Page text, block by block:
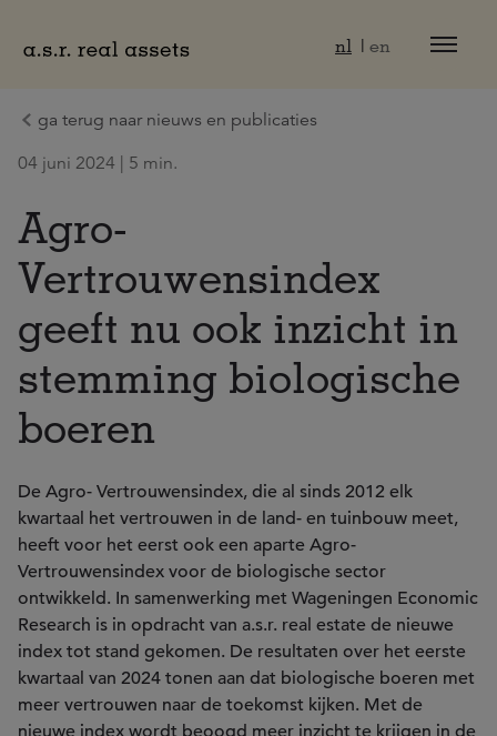
nl en
ga terug naar nieuws en publicaties
04 juni 2024 | 5 min.
Agro-
Vertrouwensindex
geeft nu ook inzicht in
stemming biologische
boeren
De Agro- Vertrouwensindex, die al sinds 2012 elk
kwartaal het vertrouwen in de land- en tuinbouw meet,
heeft voor het eerst ook een aparte Agro-
Vertrouwensindex voor de biologische sector
ontwikkeld. In samenwerking met Wageningen Economic
Research is in opdracht van a.s.r. real estate de nieuwe
index tot stand gekomen. De resultaten over het eerste
kwartaal van 2024 tonen aan dat biologische boeren met
meer vertrouwen naar de toekomst kijken. Met de
nieuwe index wordt beoogd meer inzicht te krijgen in de